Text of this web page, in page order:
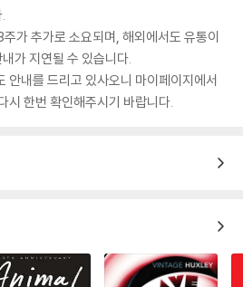
가 추가로 소요되며, 해외에서도 유통이
가 지연될 수 있습니다.
안내를 드리고 있사오니 마이페이지에서
시 한번 확인해주시기 바랍니다.